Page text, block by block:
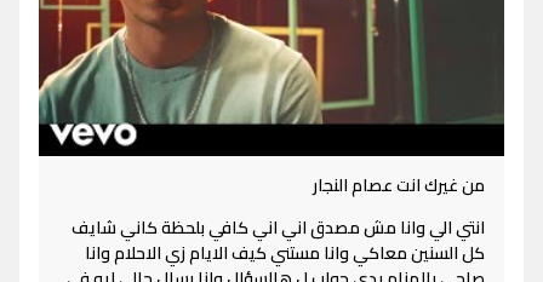
من غيرك انت عصام النجار
انتي الي وانا مش مصدق اني اني كافي بلحظة كاني شايف
كل السنين معاكي وانا مستني كيف الايام زي الاحلام وانا